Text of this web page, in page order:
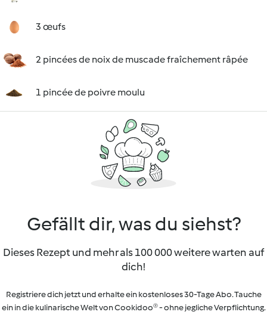
3 œufs
2 pincées de noix de muscade fraîchement râpée
1 pincée de poivre moulu
Gefällt dir, was du siehst?
Dieses Rezept und mehr als 100 000 weitere warten auf
dich!
Registriere dich jetzt und erhalte ein kostenloses 30-Tage Abo. Tauche
ein in die kulinarische Welt von Cookidoo® - ohne jegliche Verpflichtung.